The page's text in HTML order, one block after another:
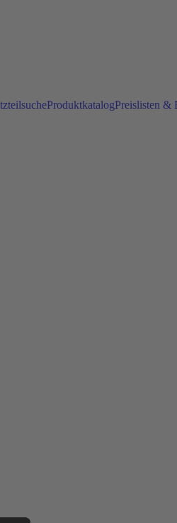
ProduktkatalogPreislisten &